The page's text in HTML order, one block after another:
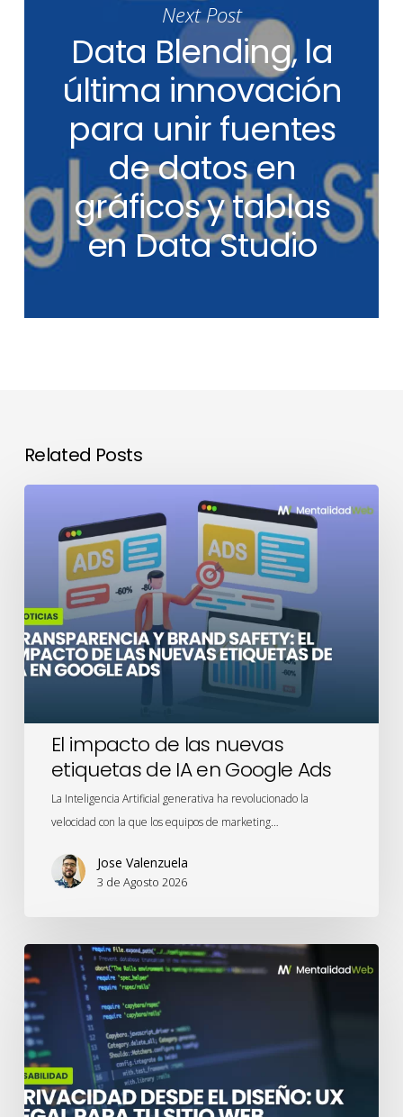
Next Post
Data Blending, la
última innovación
para unir fuentes
de datos en
gráficos y tablas
en Data Studio
Related Posts
El
nuevas
etiquetas
de
IA
en
Ads
El impacto de las nuevas
etiquetas de IA en Google Ads
La Inteligencia Artificial generativa ha revolucionado la
velocidad con la que los equipos de marketing…
Jose Valenzuela
3 de Agosto 2026
Privacidad
desde
el
Diseño:
UX
legal
para